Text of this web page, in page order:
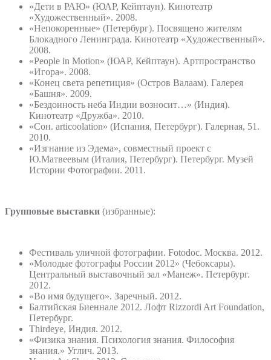
«Дети в РАЮ» (ЮАР, Кейптаун). Кинотеатр
«Художественный». 2008.
«Непокоренные» (Петербург). Посвящено жителям
Блокадного Ленинграда. Кинотеатр «Художественный».
2008.
«People in Motion» (ЮАР, Кейптаун). Арт­пространство
«Игора». 2008.
«Конец света репетиция» (Остров Валаам). Галерея
«Башня». 2009.
«Бездонность неба Индии возносит…» (Индия).
Кинотеатр «Дружба». 2010.
«Сон. articoolation» (Испания, Петербург). Галерная, 51.
2010.
«Изгнание из Эдема», совместный проект с
Ю.Матвеевым (Италия, Петербург). Петербург. Музей
Истории Фотографии. 2011.
Групповые выставки (избранные):
Фестиваль уличной фотографии. Fotodoc. Москва. 2012.
«Молодые фотографы России­ 2012» (Чебоксары).
Центральный выставочный зал «Манеж». Петербург.
2012.
«Во имя будущего». Заречный. 2012.
Балтийская Биеннале 2012. Лофт Rizzordi Art Foundation,
Петербург.
Thirdeye, Индия. 2012.
«Физика знания. Психология знания. Философия
знания.» Углич. 2013.